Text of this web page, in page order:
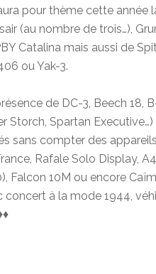
pour thème cette année
(au nombre de trois…),
Catalina mais aussi de
ou Yak-3.
de DC-3, Beech 18,
Storch, Spartan
sans compter des
Rafale Solo Display,
Falcon 10M ou encore
à la mode 1944,